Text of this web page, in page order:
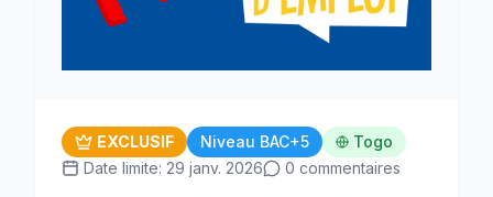
EXCLUSIF Niveau BAC+5
Togo
Date limite: 29 janv. 2026
0 commentaires